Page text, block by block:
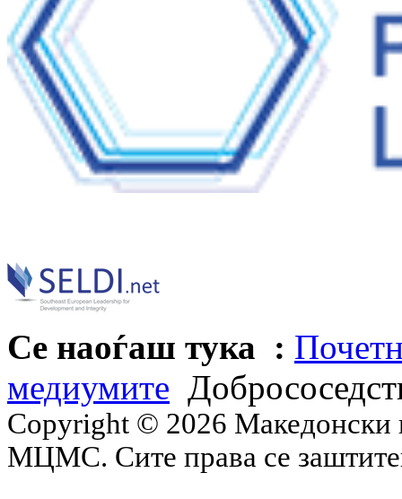
Се наоѓаш тука :
медиумите
Copyright © 2026 Македонски
МЦМС. Сите права се